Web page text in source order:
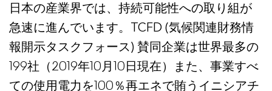
日本の産業界では、持続可能性への取り組が
急速に進んでいます。TCFD (気候関連財務情
報開示タスクフォース) 賛同企業は世界最多の
199社（2019年10月10日現在）また、事業すべ
ての使用電力を100％再エネで賄うイニシアチ